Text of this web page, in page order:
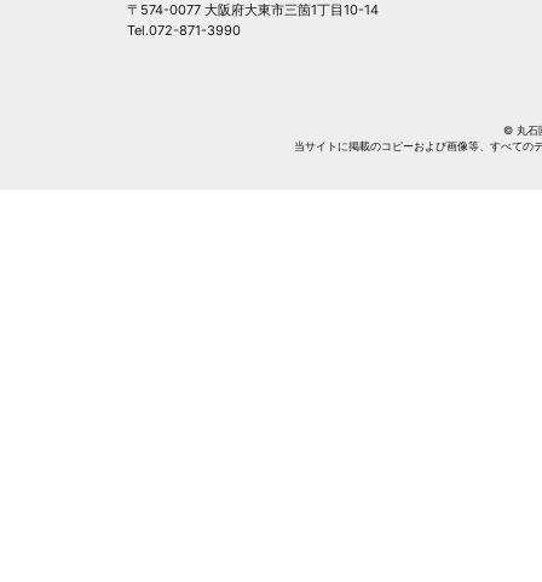
〒574-0077 大阪府大東市三箇1丁目10-14
Tel.072-871-3990
© 丸石
当サイトに掲載のコピーおよび画像等、すべての